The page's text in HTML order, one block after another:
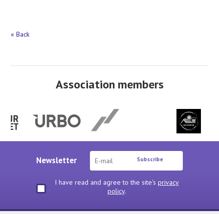
« Back
Association members
Newsletter Subscribe
I have read and agree to the site's privacy
policy.